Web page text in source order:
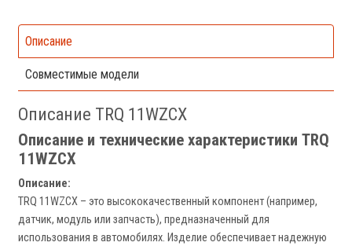
Описание
Совместимые модели
Описание TRQ 11WZCX
Описание и технические характеристики TRQ
11WZCX
Описание:
TRQ 11WZCX – это высококачественный компонент (например,
датчик, модуль или запчасть), предназначенный для
использования в автомобилях. Изделие обеспечивает надежную